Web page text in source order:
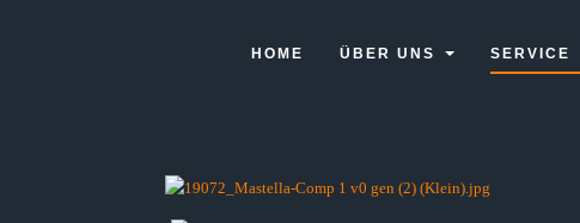
HOME ÜBER UNS SERVICE